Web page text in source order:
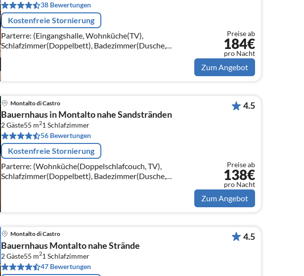
38 Bewertungen
Kostenfreie Stornierung
Parterre: (Eingangshalle, Wohnküche(TV),
Schlafzimmer(Doppelbett), Badezimmer(Dusche,
Waschbecken, Toilette, Bidet)) In der 1. Etage:
Preise ab
184€
pro Nacht
Zum Angebot
Montalto di Castro
Bauernhaus in Montalto nahe Sandstränden
2 Gäste55 m21 Schlafzimmer
56 Bewertungen
Kostenfreie Stornierung
Parterre: (Wohnküche(Doppelschlafcouch, TV),
Schlafzimmer(Doppelbett), Badezimmer(Dusche,
4.5
Preise ab
138€
pro Nacht
Zum Angebot
Montalto di Castro
Bauernhaus Montalto nahe Strände
2 Gäste55 m21 Schlafzimmer
47 Bewertungen
4.5